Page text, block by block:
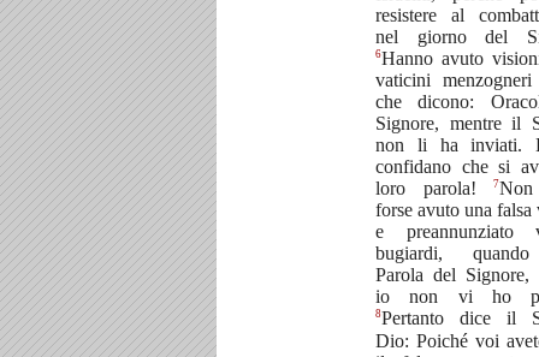
resistere al
nel giorno del
6Hanno avuto
vaticini
che dicono:
Signore, mentre il
non li ha inviati.
confidano che si
loro parola!7
forse avuto una falsa
e preannunziato
bugiardi,
Parola del Signore,
io non vi ho
8Pertanto dice il
Dio: Poiché voi